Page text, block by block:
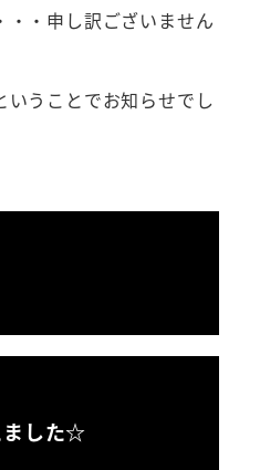
・・申し訳ございません
うことでお知らせでし
ました☆